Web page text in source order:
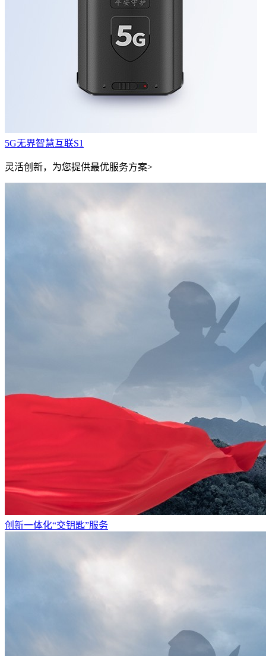
5G无界智慧互联S1
灵活创新，为您提供最优服务方案>
创新一体化“交钥匙”服务